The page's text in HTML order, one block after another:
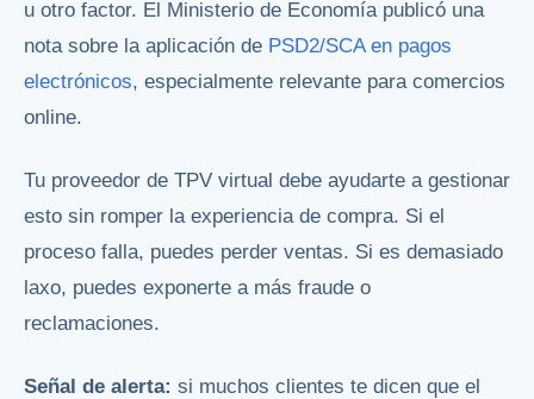
u otro factor. El Ministerio de Economía publicó una
nota sobre la aplicación de PSD2/SCA en pagos
electrónicos, especialmente relevante para comercios
online.
Tu proveedor de TPV virtual debe ayudarte a gestionar
esto sin romper la experiencia de compra. Si el
proceso falla, puedes perder ventas. Si es demasiado
laxo, puedes exponerte a más fraude o
reclamaciones.
Señal de alerta: si muchos clientes te dicen que el